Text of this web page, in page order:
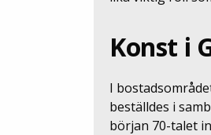
Konst i
I
beställdes i
början 70-talet